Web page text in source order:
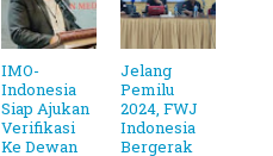
IMO-
Indonesia
Siap Ajukan
Verifikasi
Ke Dewan
Jelang
Pemilu
2024, FWJ
Indonesia
Bergerak